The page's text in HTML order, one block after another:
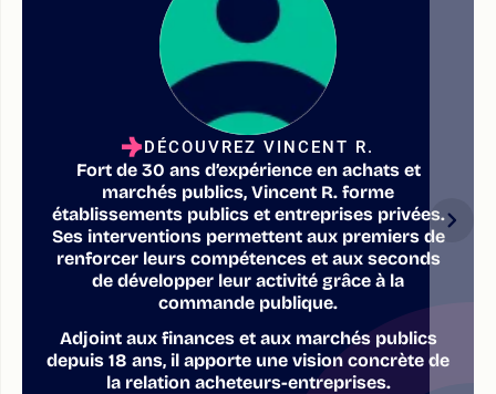
DÉCOUVREZ VINCENT R.
Fort de 30 ans d’expérience en achats et
marchés publics, Vincent R. forme
établissements publics et entreprises privées.
Ses interventions permettent aux premiers de
renforcer leurs compétences et aux seconds
de développer leur activité grâce à la
commande publique.
Adjoint aux finances et aux marchés publics
depuis 18 ans, il apporte une vision concrète de
la relation acheteurs-entreprises.